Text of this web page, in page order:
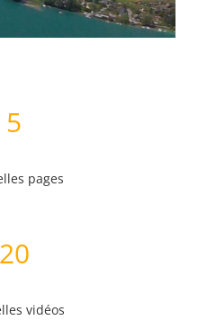
5
pages
20
vidéos